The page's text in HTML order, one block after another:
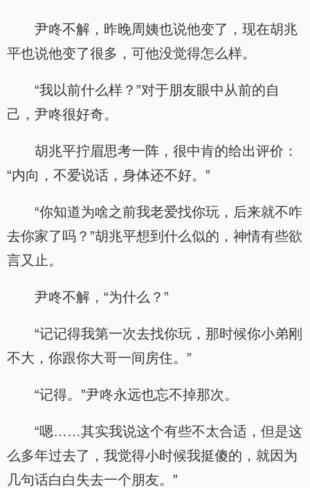
尹咚不解，昨晚周姨也说他变了，现在胡兆
平也说他变了很多，可他没觉得怎么样。
“我以前什么样？”对于朋友眼中从前的自
己，尹咚很好奇。
胡兆平拧眉思考一阵，很中肯的给出评价：
“内向，不爱说话，身体还不好。”
“你知道为啥之前我老爱找你玩，后来就不咋
去你家了吗？”胡兆平想到什么似的，神情有些欲
言又止。
尹咚不解，“为什么？”
“记记得我第一次去找你玩，那时候你小弟刚
不大，你跟你大哥一间房住。”
“记得。”尹咚永远也忘不掉那次。
“嗯……其实我说这个有些不太合适，但是这
么多年过去了，我觉得小时候我挺傻的，就因为
几句话白白失去一个朋友。”